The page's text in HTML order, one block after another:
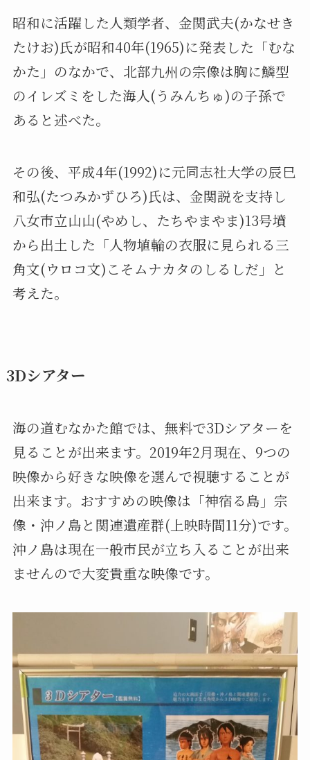
昭和に活躍した人類学者、金関武夫(かなせき
たけお)氏が昭和40年(1965)に発表した「むな
かた」のなかで、北部九州の宗像は胸に鱗型
のイレズミをした海人(うみんちゅ)の子孫で
あると述べた。
その後、平成4年(1992)に元同志社大学の辰巳
和弘(たつみかずひろ)氏は、金関説を支持し
八女市立山山(やめし、たちやまやま)13号墳
から出土した「人物埴輪の衣服に見られる三
角文(ウロコ文)こそムナカタのしるしだ」と
考えた。
3Dシアター
海の道むなかた館では、無料で3Dシアターを
見ることが出来ます。2019年2月現在、9つの
映像から好きな映像を選んで視聴することが
出来ます。おすすめの映像は「神宿る島」宗
像・沖ノ島と関連遺産群(上映時間11分)です。
沖ノ島は現在一般市民が立ち入ることが出来
ませんので大変貴重な映像です。